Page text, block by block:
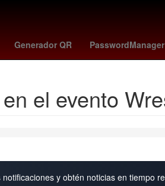
Generador QR PasswordManager
de la Presidencia de la República
el evento
y obtén noticias en tiempo